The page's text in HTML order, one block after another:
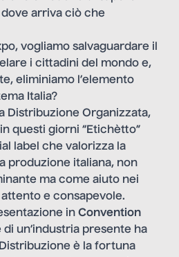
arriva ciò che
, vogliamo salvaguardare il
i cittadini del mondo e,
eliminiamo l’elemento
Italia?
Distribuzione Organizzata,
questi giorni “Etichètto”
label che valorizza la
produzione italiana, non
ma come aiuto nei
e consapevole.
in Convention
di un’industria presente ha
è la fortuna